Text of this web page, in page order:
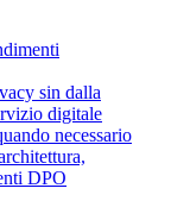
sin dalla
digitale
necessario
DPO